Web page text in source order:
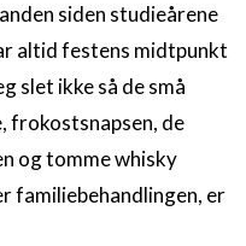
siden studieårene
altid festens midtpunkt
slet ikke så de små
frokostsnapsen, de
og tomme whisky
familiebehandlingen, er